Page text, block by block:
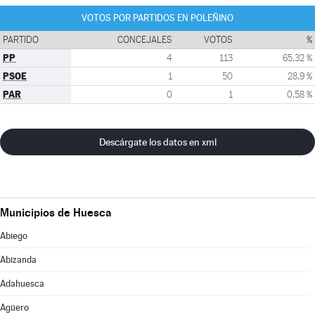
VOTOS POR PARTIDOS EN POLEÑINO
PARTIDO CONCEJALES VOTOS %
PP 4 113 65,32 %
PSOE 1 50 28,9 %
PAR 0 1 0,58 %
Descárgate los datos en xml
Municipios de Huesca
Abiego
Abizanda
Adahuesca
Agüero